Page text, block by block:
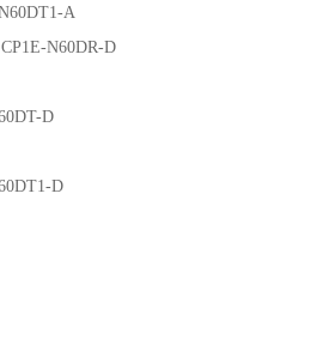
A
N60DR-D
D
D